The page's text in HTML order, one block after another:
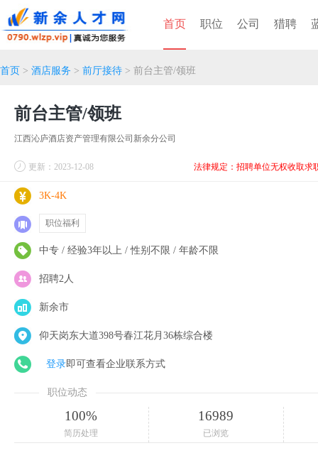
首页 职位 公司 猎聘
首页 > 酒店服务 > 前厅接待 > 前台主管/领班
前台主管/领班
江西沁庐酒店资产管理有限公司新余分公司
更新：2023-12-08 法律规定：招聘单位无权收取求
3K-4K
职位福利
中专 / 经验3年以上 / 性别不限 / 年龄不限
招聘2人
新余市
仰天岗东大道398号春江花月36栋综合楼
登录即可查看企业联系方式
职位动态
100%
简历处理
16989
已浏览